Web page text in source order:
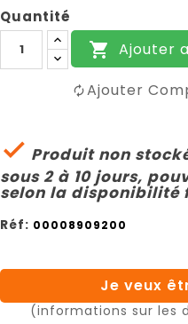
Quantité
 Ajouter
Ajouter
 Produit non
sous 2 à 10 jours,
selon la disponibilité
Réf: 00008909200
Je veux
(informations sur les